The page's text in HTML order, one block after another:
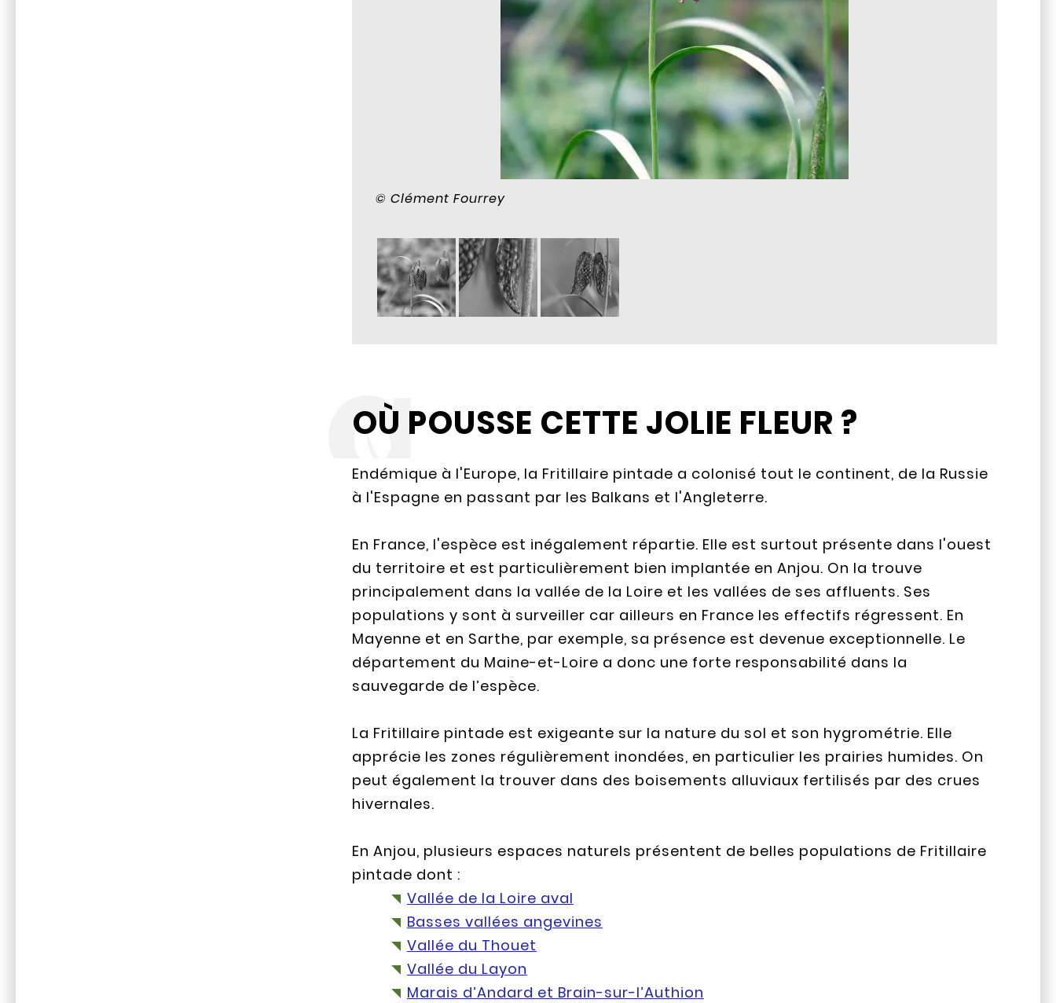
© Clément Fourrey
OÙ POUSSE CETTE JOLIE FLEUR ?
Endémique à l'Europe, la Fritillaire pintade a colonisé tout le continent, de la Russie
à l'Espagne en passant par les Balkans et l'Angleterre.
En France, l'espèce est inégalement répartie. Elle est surtout présente dans l'ouest
du territoire et est particulièrement bien implantée en Anjou. On la trouve
principalement dans la vallée de la Loire et les vallées de ses affluents. Ses
populations y sont à surveiller car ailleurs en France les effectifs régressent. En
Mayenne et en Sarthe, par exemple, sa présence est devenue exceptionnelle. Le
département du Maine-et-Loire a donc une forte responsabilité dans la
sauvegarde de l’espèce.
La Fritillaire pintade est exigeante sur la nature du sol et son hygrométrie. Elle
apprécie les zones régulièrement inondées, en particulier les prairies humides. On
peut également la trouver dans des boisements alluviaux fertilisés par des crues
hivernales.
En Anjou, plusieurs espaces naturels présentent de belles populations de Fritillaire
pintade dont :
Vallée de la Loire aval
Basses vallées angevines
Vallée du Thouet
Vallée du Layon
Marais d’Andard et Brain-sur-l’Authion